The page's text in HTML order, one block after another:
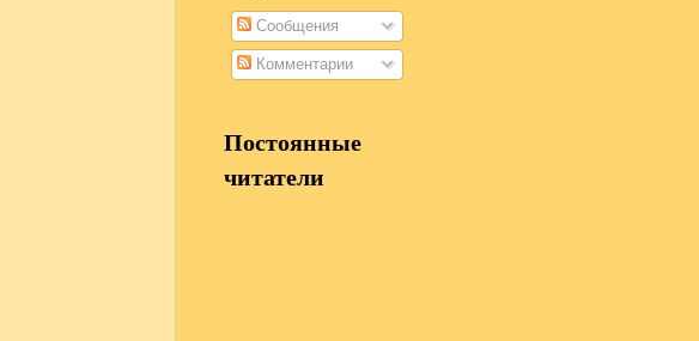
Сообщения
Комментарии
Постоянные
читатели